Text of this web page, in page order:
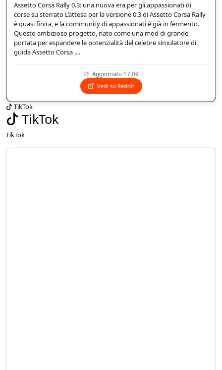
Assetto Corsa Rally 0.3: una nuova era per gli appassionati di
corse su sterrato L’attesa per la versione 0.3 di Assetto Corsa Rally
è quasi finita, e la community di appassionati è già in fermento.
Questo ambizioso progetto, nato come una mod di grande
portata per espandere le potenzialità del celebre simulatore di
guida Assetto Corsa ,...
Aggiornato 17:09
Vedi su Reddit
TikTok
TikTok
TikTok